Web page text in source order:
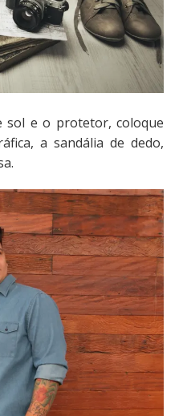
sol e o protetor, coloque
a sandália de dedo,